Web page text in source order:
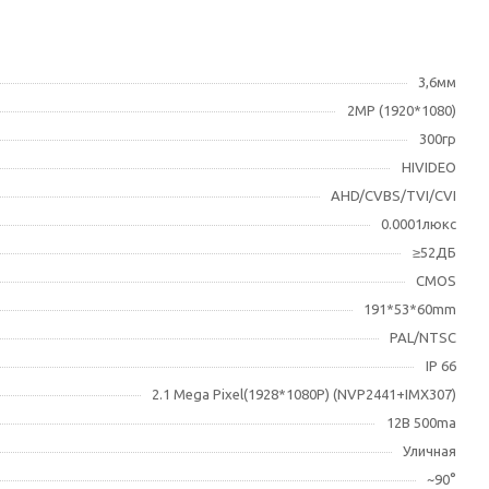
3,6мм
2МР (1920*1080)
300гр
HIVIDEO
AHD/CVBS/TVI/CVI
0.0001люкс
≥52ДБ
CMOS
191*53*60mm
PAL/NTSC
IP 66
2.1 Mega Pixel(1928*1080P) (NVP2441+IMX307)
12В 500ma
Уличная
~90°